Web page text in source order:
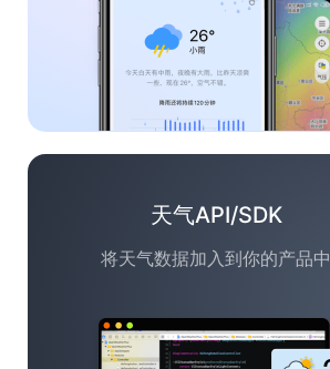
天气API/SDK
将天气数据加入到你的产品中